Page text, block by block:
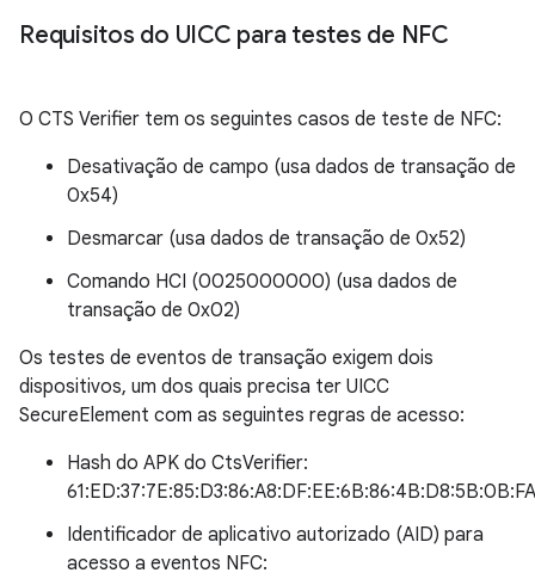
Requisitos do UICC para testes de NFC
O CTS Verifier tem os seguintes casos de teste de NFC:
Desativação de campo (usa dados de transação de
0x54)
Desmarcar (usa dados de transação de 0x52)
Comando HCI (0025000000) (usa dados de
transação de 0x02)
Os testes de eventos de transação exigem dois
dispositivos, um dos quais precisa ter UICC
SecureElement com as seguintes regras de acesso:
Hash do APK do CtsVerifier:
Identificador de aplicativo autorizado (AID) para
acesso a eventos NFC: